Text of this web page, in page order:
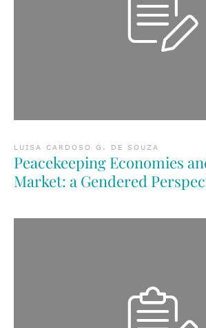
LUISA CARDOSO G. DE SOUZA
Peacekeeping Economies
Market: a Gendered